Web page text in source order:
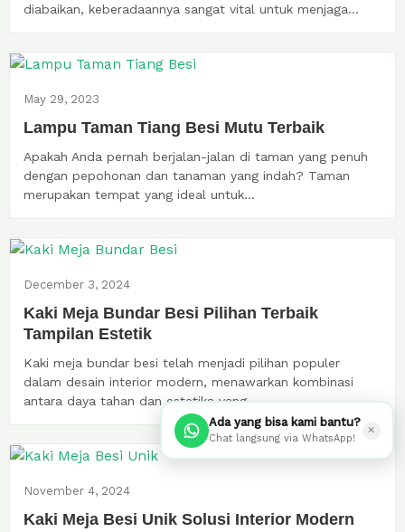
diabaikan, keberadaannya sangat vital untuk menjaga...
May 29, 2023
Lampu Taman Tiang Besi Mutu Terbaik
Apakah Anda pernah berjalan-jalan di taman yang penuh
dengan pepohonan dan tanaman yang indah? Taman
merupakan tempat yang ideal untuk...
December 3, 2024
Kaki Meja Bundar Besi Pilihan Terbaik
Tampilan Estetik
Kaki meja bundar besi telah menjadi pilihan populer
dalam desain interior modern, menawarkan kombinasi
antara daya tahan dan estetika yang...
November 4, 2024
Kaki Meja Besi Unik Solusi Interior Modern
Ada yang bisa kami bantu?
Chat langsung via WhatsApp!
✕